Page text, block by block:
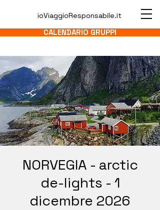
ioViaggioResponsabile.it
CALENDARIO GRUPPI
NORVEGIA - arctic
de-lights - 1
dicembre 2026